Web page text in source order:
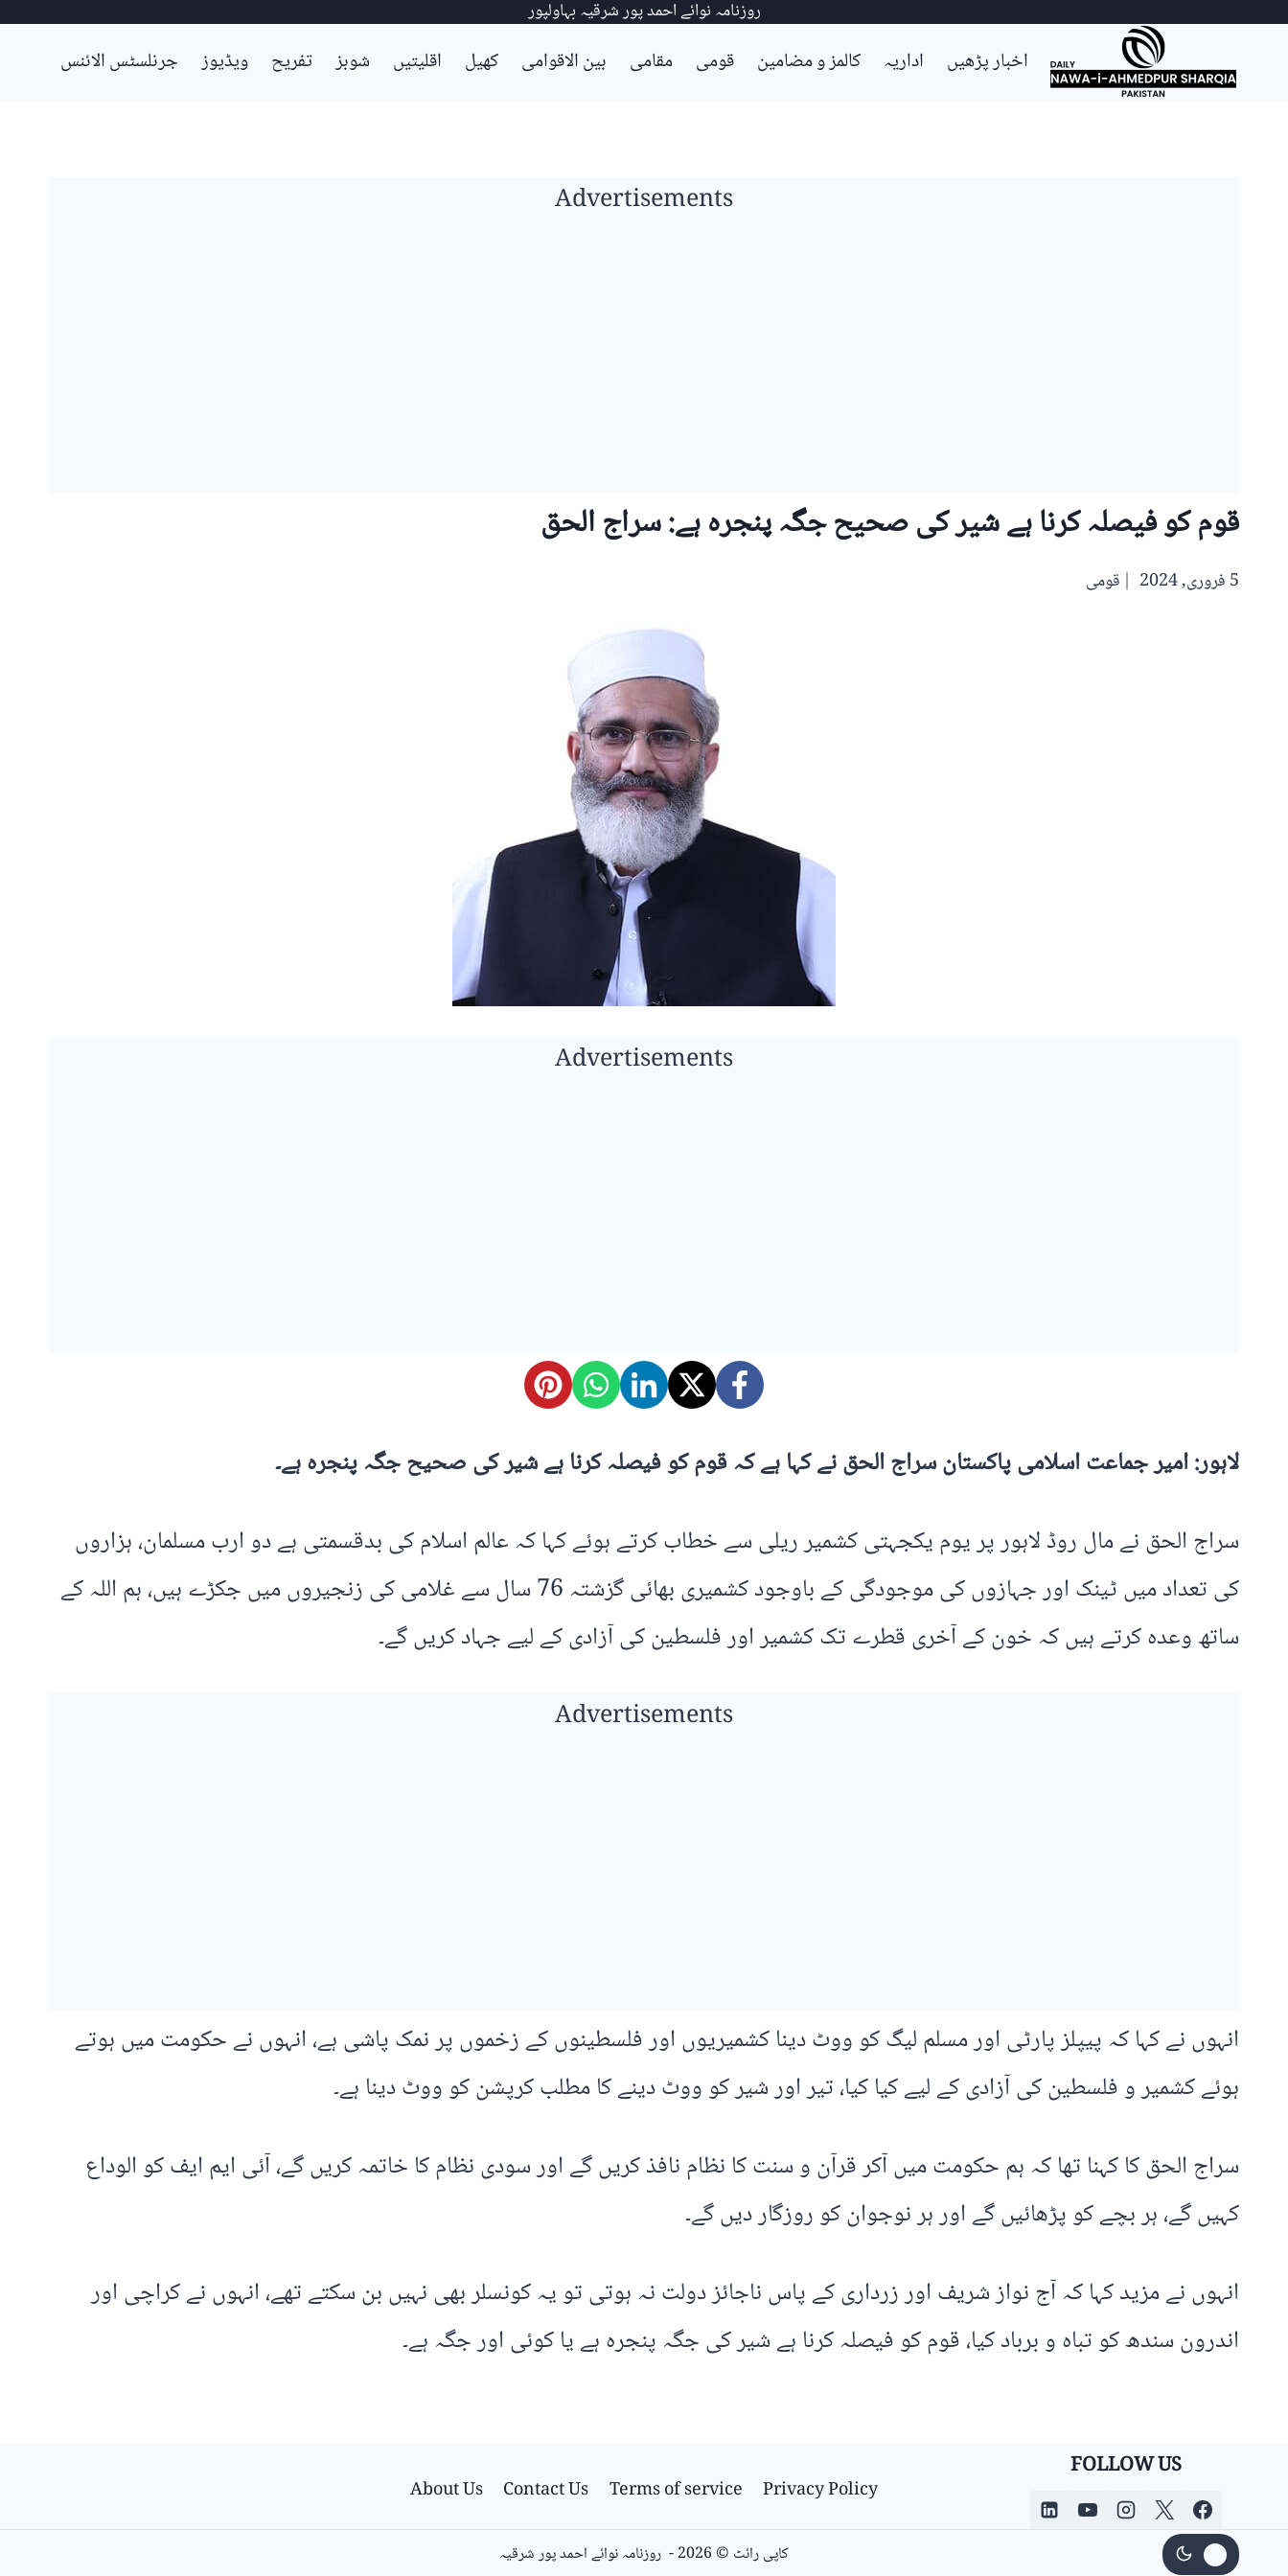
Skip
روزنامہ نوائے احمد پور شرقیہ بہاولپور
اخبار پڑھیں اداریہ کالمز و مضامین قومی مقامی بین الاقوامی کھیل اقلیتیں شوبز تفریح ویڈیوز جرنلسٹس الائنس
Advertisements
قوم کو فیصلہ کرنا ہے شیر کی صحیح جگہ پنجرہ ہے: سراج الحق
5 فروری, 2024 قومی
Advertisements
لاہور: امیر جماعت اسلامی پاکستان سراج الحق نے کہا ہے کہ قوم کو فیصلہ کرنا ہے شیر کی صحیح جگہ پنجرہ ہے۔
سراج الحق نے مال روڈ لاہور پر یوم یکجہتی کشمیر ریلی سے خطاب کرتے ہوئے کہا کہ عالم اسلام کی بدقسمتی ہے دو ارب مسلمان، ہزاروں
کی تعداد میں ٹینک اور جہازوں کی موجودگی کے باوجود کشمیری بھائی گزشتہ 76 سال سے غلامی کی زنجیروں میں جکڑے ہیں، ہم اللہ کے
ساتھ وعدہ کرتے ہیں کہ خون کے آخری قطرے تک کشمیر اور فلسطین کی آزادی کے لیے جہاد کریں گے۔
Advertisements
انہوں نے کہا کہ پیپلز پارٹی اور مسلم لیگ کو ووٹ دینا کشمیریوں اور فلسطینوں کے زخموں پر نمک پاشی ہے، انہوں نے حکومت میں ہوتے
ہوئے کشمیر و فلسطین کی آزادی کے لیے کیا کیا، تیر اور شیر کو ووٹ دینے کا مطلب کرپشن کو ووٹ دینا ہے۔
سراج الحق کا کہنا تھا کہ ہم حکومت میں آکر قرآن و سنت کا نظام نافذ کریں گے اور سودی نظام کا خاتمہ کریں گے، آئی ایم ایف کو الوداع
کہیں گے، ہر بچے کو پڑھائیں گے اور ہر نوجوان کو روزگار دیں گے۔
انہوں نے مزید کہا کہ آج نواز شریف اور زرداری کے پاس ناجائز دولت نہ ہوتی تو یہ کونسلر بھی نہیں بن سکتے تھے، انہوں نے کراچی اور
اندرون سندھ کو تباہ و برباد کیا، قوم کو فیصلہ کرنا ہے شیر کی جگہ پنجرہ ہے یا کوئی اور جگہ ہے۔
FOLLOW US
Privacy Policy
Terms of service
Contact Us
About Us
کاپی رائٹ © 2026 - روزنامہ نوائے احمد پور شرقیہ